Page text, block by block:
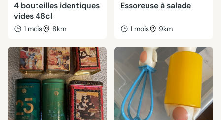
4 bouteilles identiques
vides 48cl
1 mois 8km
Essoreuse à salade
1 mois 9km